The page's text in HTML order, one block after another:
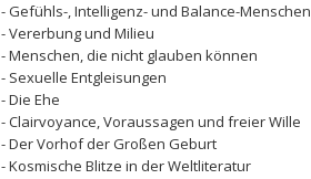
- Gefühls-, Intelligenz- und Balance-Menschen
- Vererbung und Milieu
- Menschen, die nicht glauben können
- Sexuelle Entgleisungen
- Die Ehe
- Clairvoyance, Voraussagen und freier Wille
- Der Vorhof der Großen Geburt
- Kosmische Blitze in der Weltliteratur